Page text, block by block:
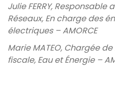
Julie FERRY,
Réseaux, En charge des
électriques – AMORCE
Marie MATEO, Chargée
fiscale, Eau et Énergie –